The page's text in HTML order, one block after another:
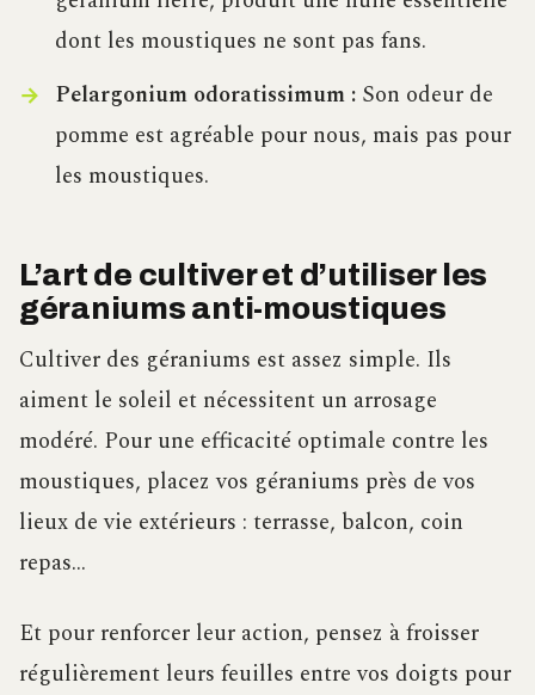
dont les moustiques ne sont pas fans.
Pelargonium odoratissimum :Son odeur de
pomme est agréable pour nous, mais pas pour
les moustiques.
L’art de cultiver et d’utiliser les
géraniums anti-moustiques
Cultiver des géraniums est assez simple. Ils
aiment le soleil et nécessitent un arrosage
modéré. Pour une efficacité optimale contre les
moustiques, placez vos géraniums près de vos
lieux de vie extérieurs : terrasse, balcon, coin
repas…
Et pour renforcer leur action, pensez à froisser
régulièrement leurs feuilles entre vos doigts pour